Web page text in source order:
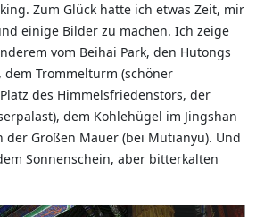
Zum Glück hatte ich etwas Zeit, mir
einige Bilder zu machen. Ich zeige
vom Beihai Park, den Hutongs
dem Trommelturm (schöner
des Himmelsfriedenstors, der
dem Kohlehügel im Jingshan
der Großen Mauer (bei Mutianyu). Und
Sonnenschein, aber bitterkalten